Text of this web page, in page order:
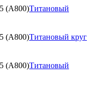
Титановый
Титановый круг
Титановый